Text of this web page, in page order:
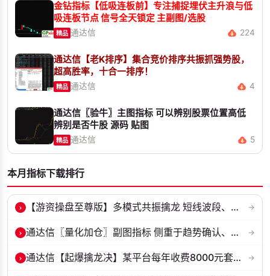
金钻指标【低吸连板前】专注捕捉埋伏主升浪与低
吸连板节点 信号全天锁定 主副图/选股
精品 通达信 224
通达信【老K排序】集合竞价排序共振抓强势股，
超高胜率，十合一排序！
精品 通达信 4
通达信〖验牛〗主图指标 可以辨别股票位置高低
辨别是否牛股 源码 贴图
精品 通达信 5
本月指标下载排行
› 【游资操盘至尊版】多模式共振擒龙 短线波段、低位抄底、游资启动行情量... →
› 通达信〖量化加仓〗副图指标 侧重于趋势确认、量能配合与高低位反转信号... →
› 通达信【起爆擒龙决】某平台每年收费8000元套装 指标源码 无未来 →